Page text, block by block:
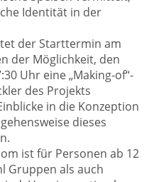
Identität in der
der Starttermin am
der Möglichkeit, den
Uhr eine „Making-of“-
des Projekts
in die Konzeption
dieses
ist für Personen ab 12
Gruppen als auch